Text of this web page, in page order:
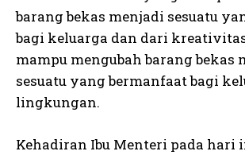
barang bekas menjadi sesuatu
bagi keluarga dan dari
mampu mengubah barang bekas
sesuatu yang bermanfaat bagi
lingkungan.
Kehadiran Ibu Menteri pada hari